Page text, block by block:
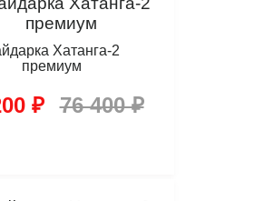
Хатанга-2
премиум
₽ 76 400 ₽